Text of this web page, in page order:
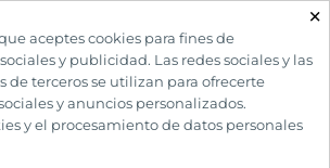
×
aceptes cookies para fines de
y publicidad. Las redes sociales y las
de terceros se utilizan para ofrecerte
y anuncios personalizados.
y el procesamiento de datos personales